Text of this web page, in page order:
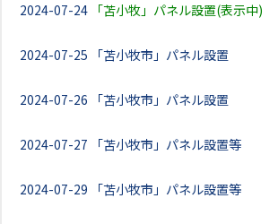
2024-07-24 「苫小牧」パネル設置(表示中)
2024-07-25 「苫小牧市」パネル設置
2024-07-26 「苫小牧市」パネル設置
2024-07-27 「苫小牧市」パネル設置等
2024-07-29 「苫小牧市」パネル設置等